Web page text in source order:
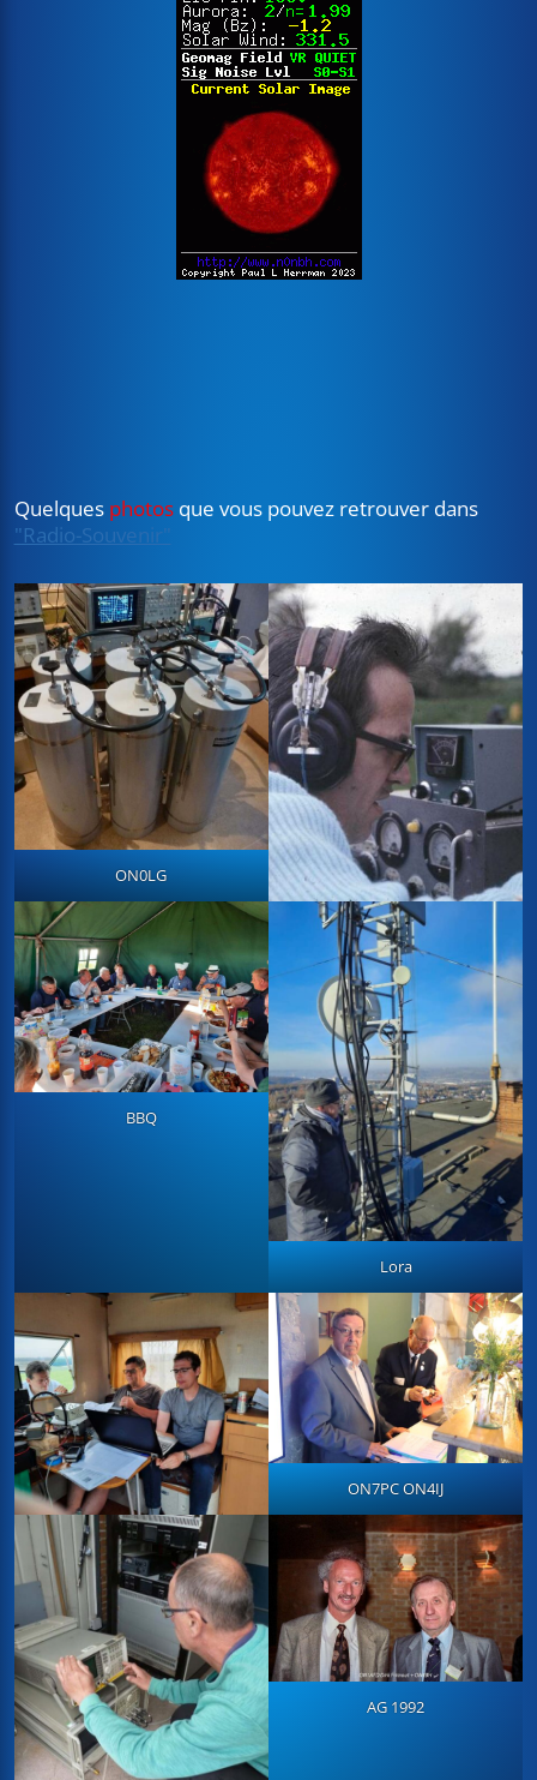
Quelques photosque vous pouvez retrouver dans
"Radio-Souvenir"
ON0LG
BBQ
Lora
ON7PC ON4IJ
AG 1992